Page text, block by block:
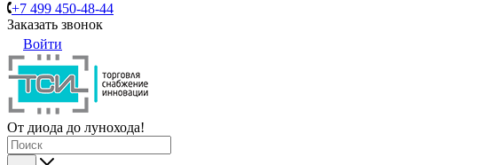
+7 499 450-48-44
Заказать звонок
Войти
От диода до лунохода!